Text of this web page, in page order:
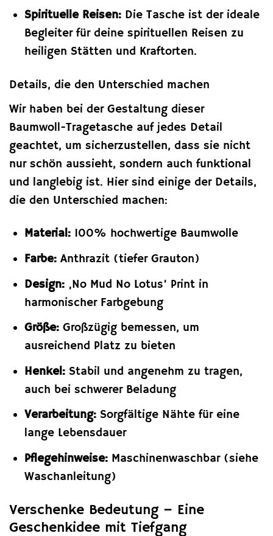
Spirituelle Reisen:Die Tasche ist der ideale
Begleiter für deine spirituellen Reisen zu
heiligen Stätten und Kraftorten.
Details, die den Unterschied machen
Wir haben bei der Gestaltung dieser
Baumwoll-Tragetasche auf jedes Detail
geachtet, um sicherzustellen, dass sie nicht
nur schön aussieht, sondern auch funktional
und langlebig ist. Hier sind einige der Details,
die den Unterschied machen:
Material:100% hochwertige Baumwolle
Farbe:Anthrazit (tiefer Grauton)
Design:‚No Mud No Lotus‘ Print in
harmonischer Farbgebung
Größe:Großzügig bemessen, um
ausreichend Platz zu bieten
Henkel:Stabil und angenehm zu tragen,
auch bei schwerer Beladung
Verarbeitung:Sorgfältige Nähte für eine
lange Lebensdauer
Pflegehinweise:Maschinenwaschbar (siehe
Waschanleitung)
Verschenke Bedeutung – Eine
Geschenkidee mit Tiefgang